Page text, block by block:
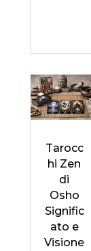
Tarocc
hi Zen
di
Osho
Signific
ato e
Visione